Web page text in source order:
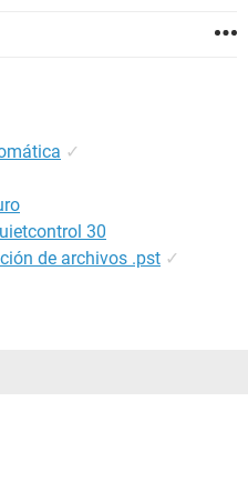
✓
30
de archivos .pst ✓